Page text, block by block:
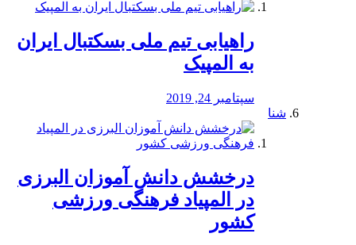
راهیابی تیم ملی بسکتبال ایران
به المپیک
سپتامبر 24, 2019
شنا
درخشش دانش آموزان البرزی
در المپیاد فرهنگی ورزشی
کشور